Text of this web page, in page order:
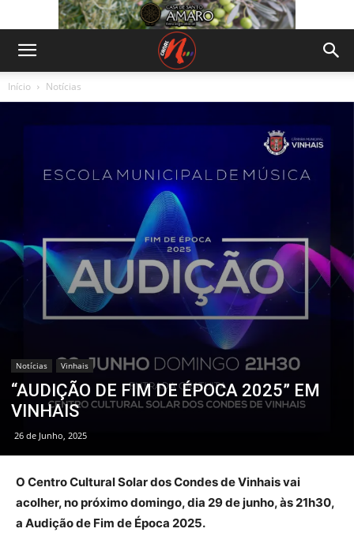
Início Notícias
Notícias Vinhais
“AUDIÇÃO DE FIM DE ÉPOCA 2025” EM
VINHAIS
26 de Junho, 2025
O Centro Cultural Solar dos Condes de Vinhais vai
acolher, no próximo domingo, dia 29 de junho, às 21h30,
a Audição de Fim de Época 2025.